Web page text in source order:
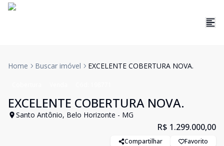
Home Buscar imóvel EXCELENTE COBERTURA NOVA.
EXCELENTE COBERTURA NOVA.
Santo Antônio, Belo Horizonte - MG
R$ 1.299.000,00
Compartilhar Favorito